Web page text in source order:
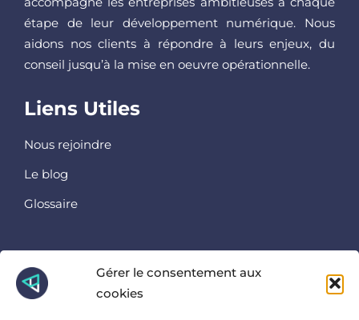
Gérer le consentement aux
cookies
étape de leur développement numérique. Nous
aidons nos clients à répondre à leurs enjeux, du
conseil jusqu’à la mise en oeuvre opérationnelle.
Liens Utiles
Nous rejoindre
Le blog
Glossaire
Instagram